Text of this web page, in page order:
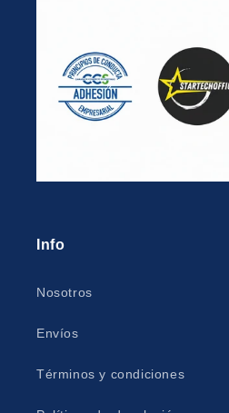
Info
Nosotros
Envíos
Términos y condiciones